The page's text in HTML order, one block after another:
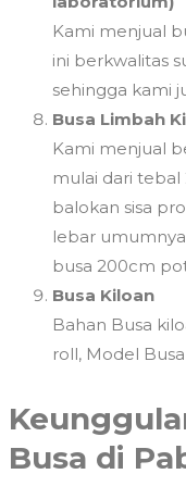
Kami menjual
ini berkwalitas
sehingga kami
Busa Limbah
Kami menjual
mulai dari
balokan sisa
lebar
busa 200cm
Busa Kiloan
Bahan Busa
roll, Model
Busa di